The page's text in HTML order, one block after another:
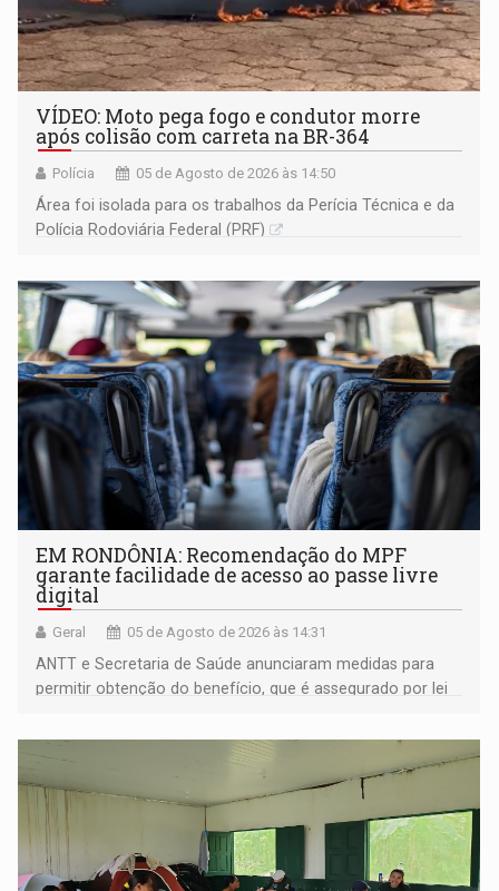
VÍDEO: Moto pega fogo e condutor morre
após colisão com carreta na BR-364
Polícia 05 de Agosto de 2026 às 14:50
Área foi isolada para os trabalhos da Perícia Técnica e da
Polícia Rodoviária Federal (PRF)
EM RONDÔNIA: Recomendação do MPF
garante facilidade de acesso ao passe livre
digital
Geral 05 de Agosto de 2026 às 14:31
ANTT e Secretaria de Saúde anunciaram medidas para
permitir obtenção do benefício, que é assegurado por lei